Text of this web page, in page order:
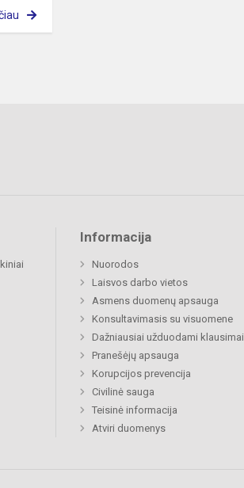
Informacija
Nuorodos
Laisvos darbo vietos
Asmens duomenų apsauga
Konsultavimasis su visuomene
Dažniausiai užduodami klausimai
Pranešėjų apsauga
Korupcijos prevencija
Civilinė sauga
Teisinė informacija
Atviri duomenys